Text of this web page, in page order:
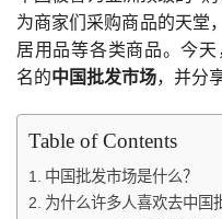
为商家们采购商品的天堂
居用品等各类商品。今天
名的中国批发市场，并分
Table of Contents
中国批发市场是什么？
为什么许多人喜欢去中国